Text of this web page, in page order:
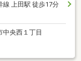
線 上田駅 徒歩17分
中央西１丁目